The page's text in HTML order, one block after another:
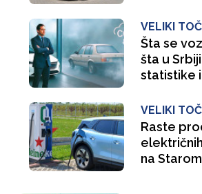
VELIKI
Šta se
šta u
statistike
VELIKI
Raste
na